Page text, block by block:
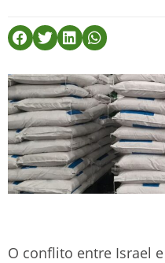
O conflito entre Israel